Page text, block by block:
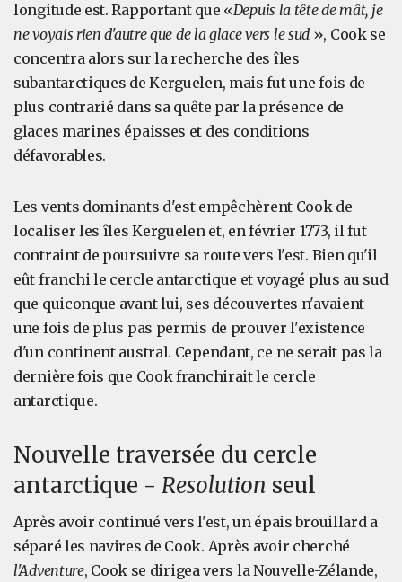
longitude est. Rapportant que «Depuis la tête de mât, je
ne voyais rien d'autre que de la glace vers le sud », Cook se
concentra alors sur la recherche des îles
subantarctiques de Kerguelen, mais fut une fois de
plus contrarié dans sa quête par la présence de
glaces marines épaisses et des conditions
défavorables.
Les vents dominants d'est empêchèrent Cook de
localiser les îles Kerguelen et, en février 1773, il fut
contraint de poursuivre sa route vers l'est. Bien qu'il
eût franchi le cercle antarctique et voyagé plus au sud
que quiconque avant lui, ses découvertes n'avaient
une fois de plus pas permis de prouver l'existence
d'un continent austral. Cependant, ce ne serait pas la
dernière fois que Cook franchirait le cercle
antarctique.
Nouvelle traversée du cercle
antarctique - Resolution seul
Après avoir continué vers l'est, un épais brouillard a
séparé les navires de Cook. Après avoir cherché
l'Adventure, Cook se dirigea vers la Nouvelle-Zélande,